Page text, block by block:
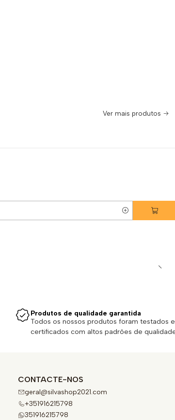
Ver mais produtos
Produtos de qualidade garantida
Todos os nossos produtos foram testados e
certificados com altos padrões de
CONTACTE-NOS
geral@silvashop2021.com
+351916215798
351916215798